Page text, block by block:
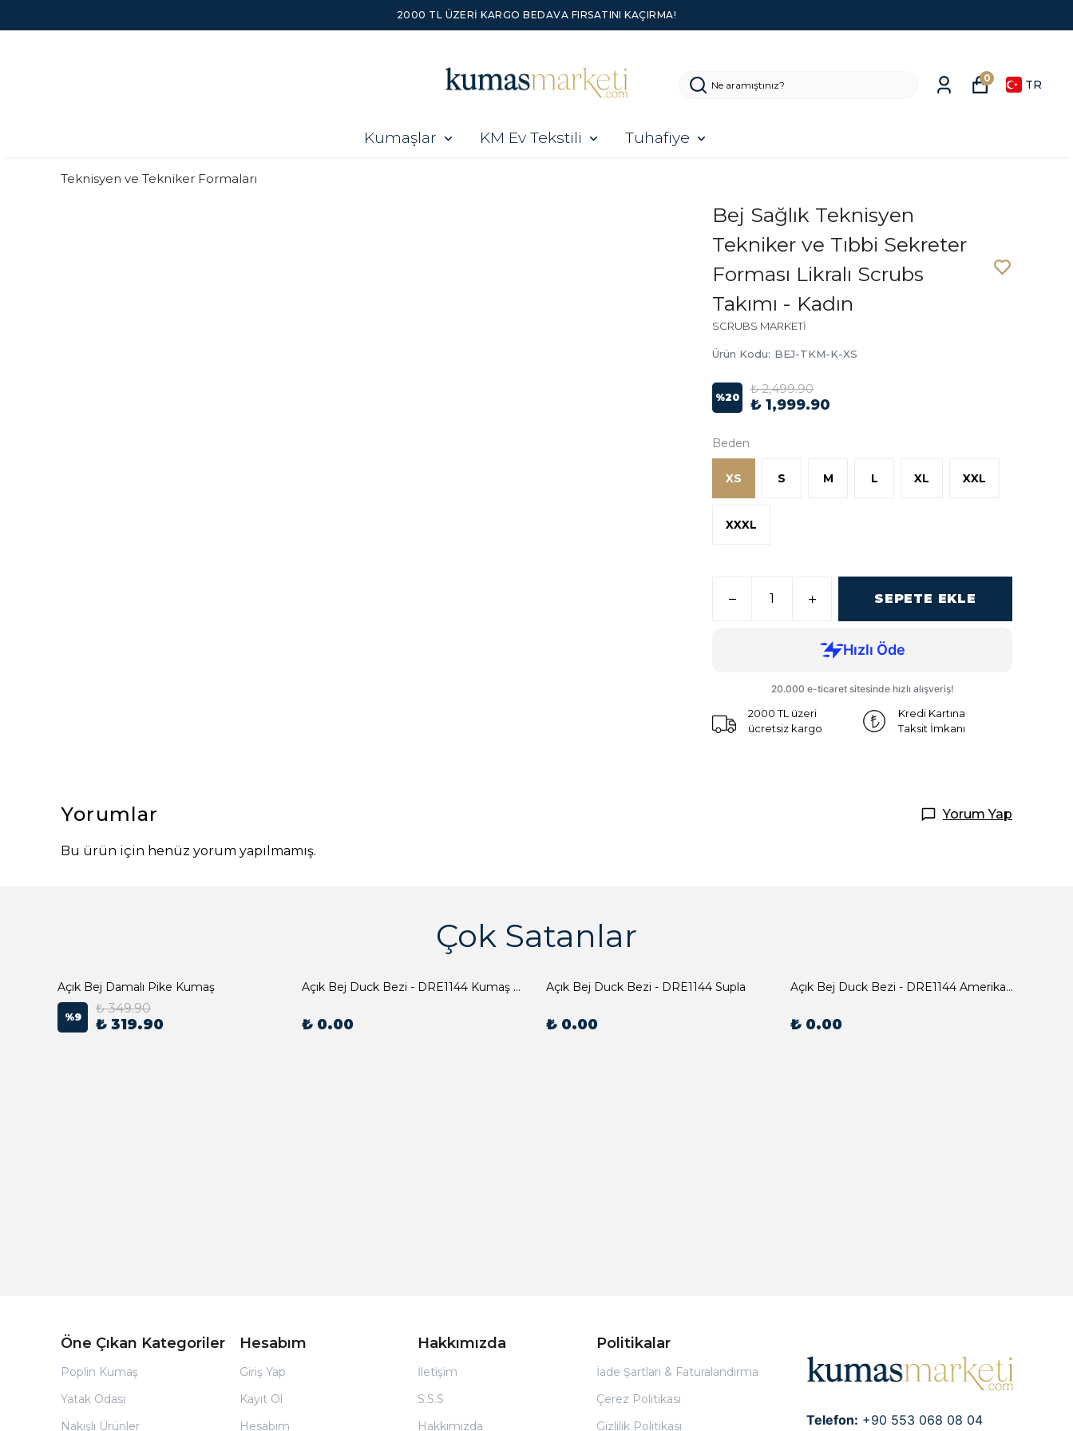
2000 TL ÜZERI KARGO BEDAVA FIRSATINI KAÇIRMA!
Kumaşlar KM Ev Tekstili Tuhafiye
0 TR
Teknisyen ve Tekniker Formaları
Bej Sağlık Teknisyen
Tekniker ve Tıbbi Sekreter
Forması Likralı Scrubs
Takımı - Kadın
SCRUBS MARKETİ
Ürün Kodu: BEJ-TKM-K-XS
%20
₺ 2,499.90
₺ 1,999.90
Beden
XS S M L XL XXL
XXXL
SEPETE EKLE
2000 TL üzeri
ücretsiz kargo
Kredi Kartına
Taksit İmkanı
Yorumlar Yorum Yap
Bu ürün için henüz yorum yapılmamış.
Çok Satanlar
Açık Bej Damalı Pike Kumaş
%9
₺ 349.90
₺ 319.90
Açık Bej Duck Bezi - DRE1144 Kumaş Peçete
₺ 0.00
Açık Bej Duck Bezi - DRE1144 Supla
₺ 0.00
Açık Bej Duck Bezi - DRE1144 Amerikan Servis
₺ 0.00
Öne Çıkan Kategoriler
Poplin Kumaş
Yatak Odası
Nakışlı Ürünler
Hesabım
Giriş Yap
Kayıt Ol
Hesabım
Hakkımızda
İletişim
S.S.S
Hakkımızda
Politikalar
İade Şartları & Faturalandırma
Çerez Politikası
Gizlilik Politikası
Telefon: +90 553 068 08 04